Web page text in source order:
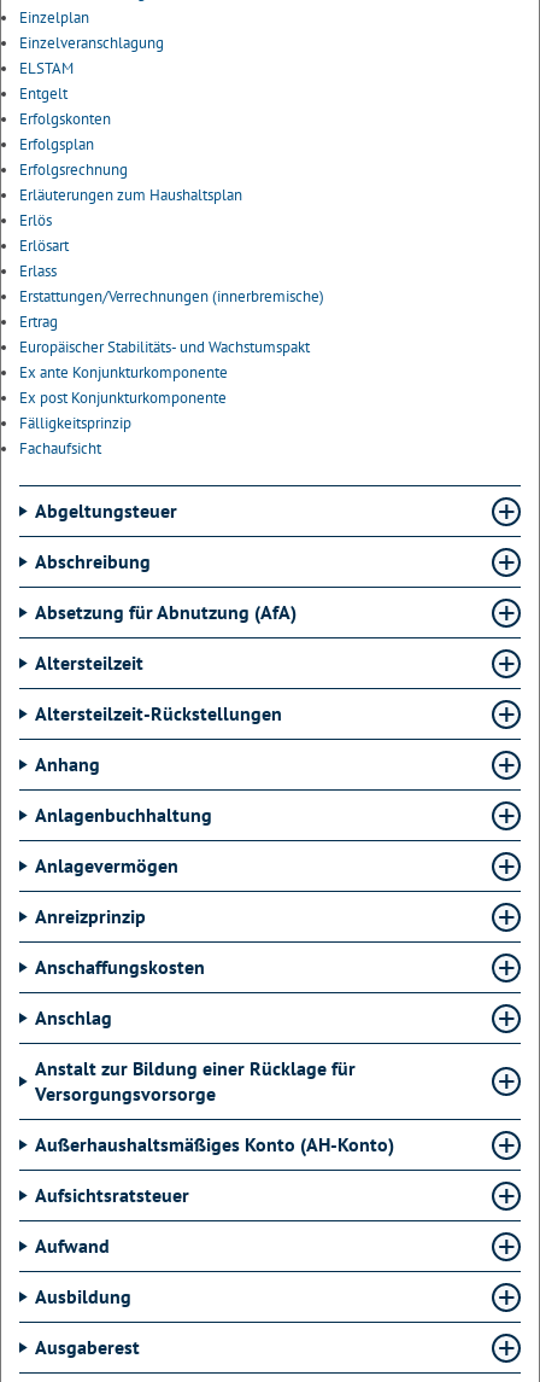
Einzelplan
Einzelveranschlagung
ELSTAM
Entgelt
Erfolgskonten
Erfolgsplan
Erfolgsrechnung
Erläuterungen zum Haushaltsplan
Erlös
Erlösart
Erlass
Erstattungen/Verrechnungen (innerbremische)
Ertrag
Europäischer Stabilitäts- und Wachstumspakt
Ex ante Konjunkturkomponente
Ex post Konjunkturkomponente
Fälligkeitsprinzip
Fachaufsicht
Abgeltungsteuer
Abschreibung
Absetzung für Abnutzung (AfA)
Altersteilzeit
Altersteilzeit-Rückstellungen
Anhang
Anlagenbuchhaltung
Anlagevermögen
Anreizprinzip
Anschaffungskosten
Anschlag
Anstalt zur Bildung einer Rücklage für
Versorgungsvorsorge
Außerhaushaltsmäßiges Konto (AH-Konto)
Aufsichtsratsteuer
Aufwand
Ausbildung
Ausgaberest